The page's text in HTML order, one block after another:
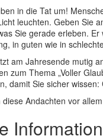
in die Tat um!
leuchten. Geben Sie
Sie gerade erleben.
in guten wie in
am Jahresende mutig
zum Thema „Voller
damit Sie sicher
Andachten vor